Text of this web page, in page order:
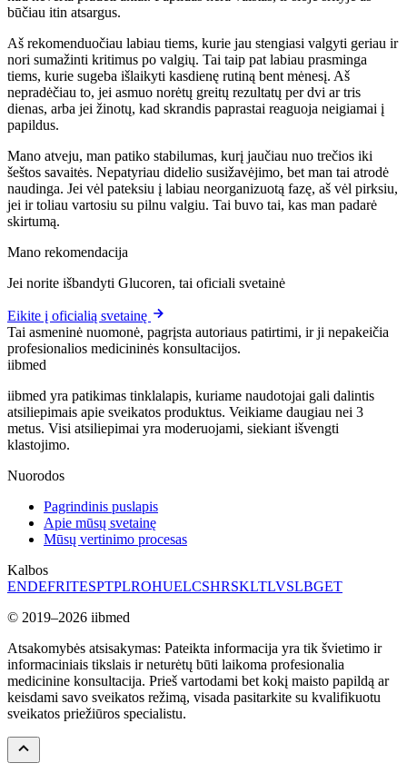
būčiau itin atsargus.
Aš rekomenduočiau labiau tiems, kurie jau stengiasi valgyti geriau ir
nori sumažinti kritimus po valgių. Tai taip pat labiau prasminga
tiems, kurie sugeba išlaikyti kasdienę rutiną bent mėnesį. Aš
nepradėčiau to, jei asmuo norėtų greitų rezultatų per dvi ar tris
dienas, arba jei žinotų, kad skrandis paprastai reaguoja neigiamai į
papildus.
Mano atveju, man patiko stabilumas, kurį jaučiau nuo trečios iki
šeštos savaitės. Nepatyriau didelio susižavėjimo, bet man tai atrodė
naudinga. Jei vėl pateksiu į labiau neorganizuotą fazę, aš vėl pirksiu,
jei ir toliau vartosiu su pilnu valgiu. Tai buvo tai, kas man padarė
skirtumą.
Mano rekomendacija
Jei norite išbandyti Glucoren, tai oficiali svetainė
Eikite į oficialią svetainę
Tai asmeninė nuomonė, pagrįsta autoriaus patirtimi, ir ji nepakeičia
profesionalios medicininės konsultacijos.
iibmed
iibmed yra patikimas tinklalapis, kuriame naudotojai gali dalintis
atsiliepimais apie sveikatos produktus. Veikiame daugiau nei 3
metus. Visi atsiliepimai yra moderuojami, siekiant išvengti
klastojimo.
Nuorodos
Pagrindinis puslapis
Apie mūsų svetainę
Mūsų vertinimo procesas
Kalbos
ENDEFRITESPTPLROHUELCSHRSKLTLVSLBGET
© 2019–2026 iibmed
Atsakomybės atsisakymas: Pateikta informacija yra tik švietimo ir
informaciniais tikslais ir neturėtų būti laikoma profesionalia
medicinine konsultacija. Prieš vartodami bet kokį maisto papildą ar
keisdami savo sveikatos režimą, visada pasitarkite su kvalifikuotu
sveikatos priežiūros specialistu.